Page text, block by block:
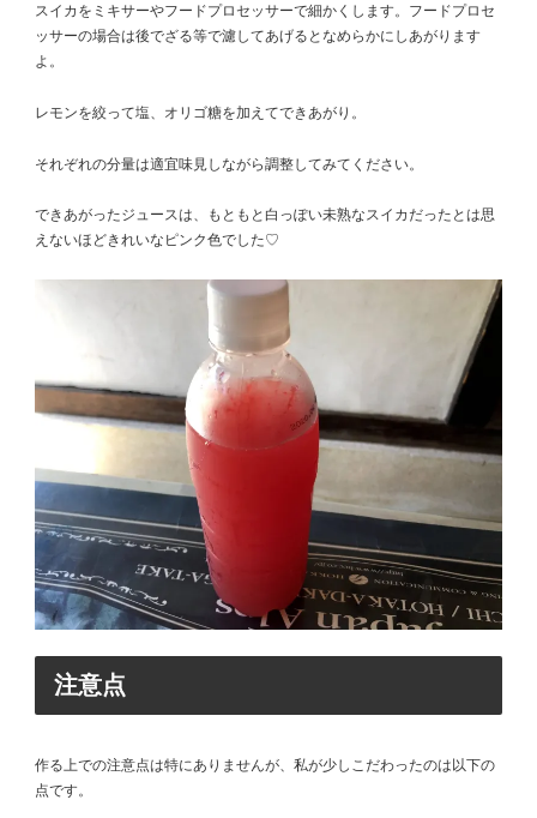
スイカをミキサーやフードプロセッサーで細かくします。フードプロセ
ッサーの場合は後でざる等で濾してあげるとなめらかにしあがります
よ。
レモンを絞って塩、オリゴ糖を加えてできあがり。
それぞれの分量は適宜味見しながら調整してみてください。
できあがったジュースは、もともと白っぽい未熟なスイカだったとは思
えないほどきれいなピンク色でした♡
注意点
作る上での注意点は特にありませんが、私が少しこだわったのは以下の
点です。